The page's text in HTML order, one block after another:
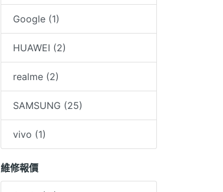
Google (1)
HUAWEI (2)
realme (2)
SAMSUNG (25)
vivo (1)
維修報價